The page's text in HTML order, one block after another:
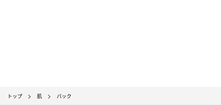
トップ 肌 パック